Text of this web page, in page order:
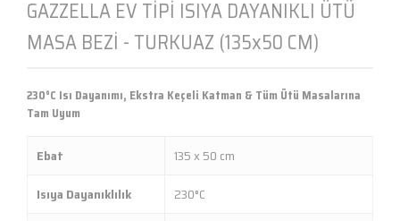
GAZZELLA EV TİPİ ISIYA DAYANIKLI ÜTÜ
MASA BEZİ - TURKUAZ (135x50 CM)
230°C Isı Dayanımı, Ekstra Keçeli Katman & Tüm Ütü Masalarına
Tam Uyum
Ebat
135 x 50 cm
Isıya Dayanıklılık
230°C